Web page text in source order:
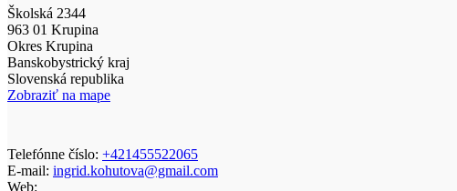
Školská 2344
963 01 Krupina
Okres Krupina
Banskobystrický kraj
Slovenská republika
Zobraziť na mape
Telefónne číslo: +421455522065
E-mail: ingrid.kohutova@gmail.com
Web: